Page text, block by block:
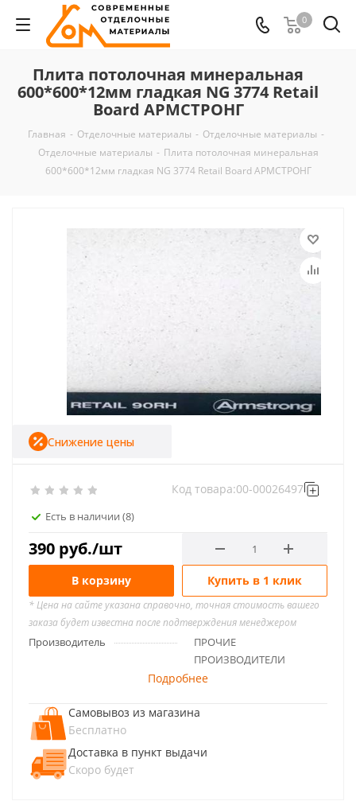
0
Плита потолочная минеральная
600*600*12мм гладкая NG 3774 Retail
Board АРМСТРОНГ
Главная - Отделочные материалы - Отделочные материалы -
Отделочные материалы - Плита потолочная минеральная
600*600*12мм гладкая NG 3774 Retail Board АРМСТРОНГ
Есть в наличии (8)
Код товара:00-00026497
390 руб./шт
Снижение цены
В корзину Купить в 1 клик
* Цена на сайте указана справочно, точная стоимость вашего
заказа будет известна после подтверждения менеджером
Производитель
ПРОЧИЕ
ПРОИЗВОДИТЕЛИ
Подробнее
Самовывоз из магазина
Бесплатно
Доставка в пункт выдачи
Скоро будет